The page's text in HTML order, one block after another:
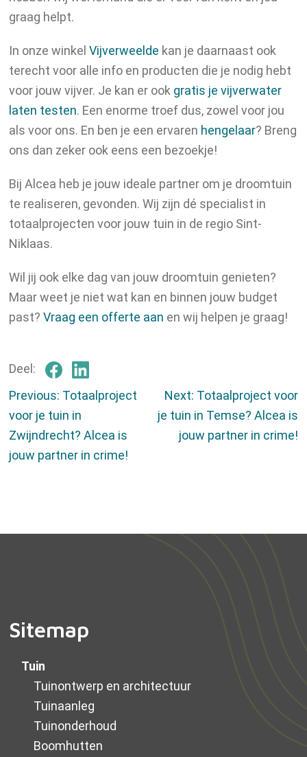
graag helpt.
In onze winkelVijverweelde kan je daarnaast ook
terecht voor alle info en producten die je nodig hebt
voor jouw vijver. Je kan er ook gratis je vijverwater
laten testen. Een enorme troef dus, zowel voor jou
als voor ons. En ben je een ervaren hengelaar? Breng
ons dan zeker ook eens een bezoekje!
Bij Alcea heb je jouw ideale partner om je droomtuin
te realiseren, gevonden. Wij zijn dé specialist in
totaalprojecten voor jouw tuin in de regio Sint-
Niklaas.
Wil jij ook elke dag van jouw droomtuin genieten?
Maar weet je niet wat kan en binnen jouw budget
past?Vraag een offerte aan en wij helpen je graag!
Deel:
Berichtnavigatie
Previous: Totaalproject
voor je tuin in
Zwijndrecht? Alcea is
jouw partner in crime!
Next: Totaalproject voor
je tuin in Temse? Alcea is
jouw partner in crime!
Sitemap
Tuin
Tuinontwerp en architectuur
Tuinaanleg
Tuinonderhoud
Boomhutten